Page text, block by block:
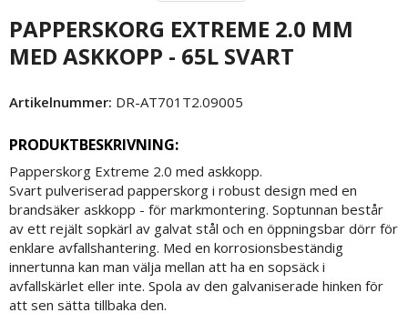
PAPPERSKORG EXTREME 2.0 MM
MED ASKKOPP - 65L SVART
Artikelnummer: DR-AT701T2.09005
PRODUKTBESKRIVNING:
Papperskorg Extreme 2.0 med askkopp.
Svart pulveriserad papperskorg i robust design med en
brandsäker askkopp - för markmontering. Soptunnan består
av ett rejält sopkärl av galvat stål och en öppningsbar dörr för
enklare avfallshantering. Med en korrosionsbeständig
innertunna kan man välja mellan att ha en sopsäck i
avfallskärlet eller inte. Spola av den galvaniserade hinken för
att sen sätta tillbaka den.